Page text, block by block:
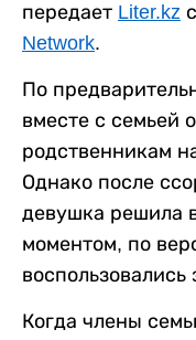
передает Liter.kz
Network.
По
вместе с семьей
родственникам
Однако после
девушка решила
моментом, по
Когда члены